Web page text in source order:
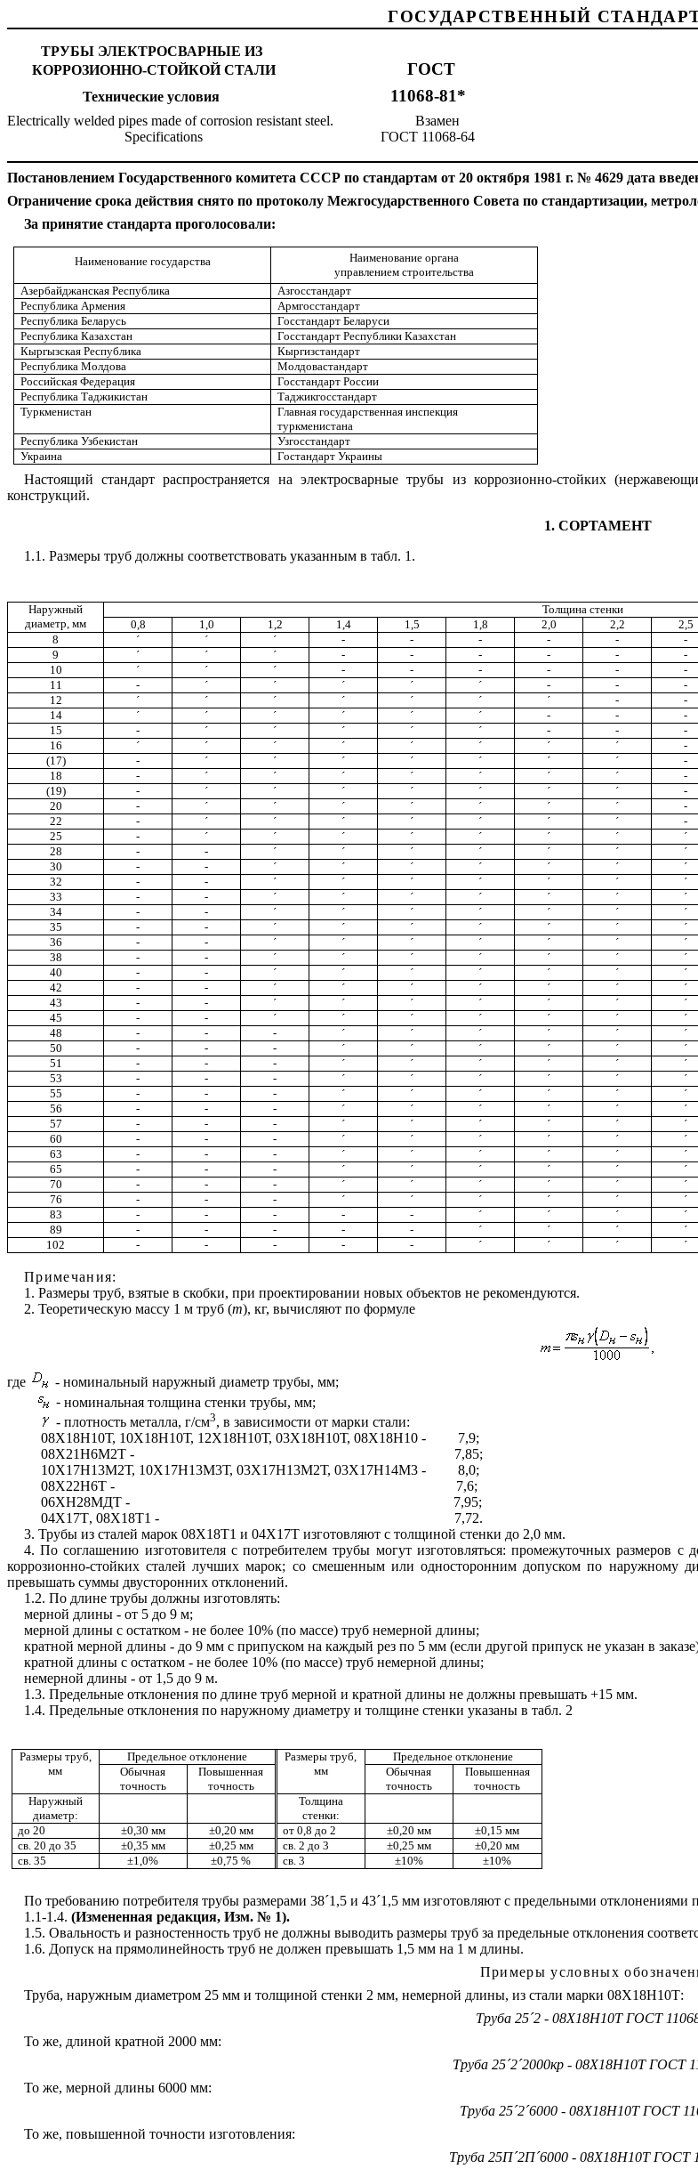
ГОСУДАРСТВЕННЫЙ
ТРУБЫ ЭЛЕКТРОСВАРНЫЕ ИЗ
КОРРОЗИОННО-СТОЙКОЙ СТАЛИ ГОСТ
Технические условия 11068-81*
Electrically welded pipes made of corrosion resistant steel. Взамен
Specifications ГОСТ 11068-64
Постановлением Государственного комитета СССР по стандартам от 20 октября 1981 г. № 4629 дата
Ограничение срока действия снято по протоколу Межгосударственного Совета по стандартизации,
За принятие стандарта проголосовали:
Наименование государства
Наименование органа
управлением строительства
Азербайджанская Республика
Азгосстандарт
Республика Армения
Армгосстандарт
Республика Беларусь
Госстандарт Беларуси
Республика Казахстан
Госстандарт Республики Казахстан
Кыргызская Республика
Кыргизстандарт
Республика Молдова
Молдовастандарт
Российская Федерация
Госстандарт России
Республика Таджикистан
Таджикгосстандарт
Туркменистан
Главная государственная инспекция
туркменистана
Республика Узбекистан
Узгосстандарт
Украина
Гостандарт Украины
Настоящий стандарт распространяется на электросварные трубы из коррозионно-стойких
конструкций.
1.СОРТАМЕНТ
1.1. Размеры труб должны соответствовать указанным в табл. 1.
Наружный
Толщина стенки
диаметр мм 0,8 1,0 1,2 1,4 1,5 1,8 2,0 2,2 2,5
8
´ ´ ´ - - - - - -
9
´ ´ ´ - - - - - -
10
´ ´ ´ - - - - - -
11
- ´ ´ ´ ´ ´ - - -
12
´ ´ ´ ´ ´ ´ ´ - -
14
´ ´ ´ ´ ´ ´ - - -
15
- ´ ´ ´ ´ ´ - - -
16
´ ´ ´ ´ ´ ´ ´ ´ -
(17)
- ´ ´ ´ ´ ´ ´ ´ -
18
- ´ ´ ´ ´ ´ ´ ´ -
(19)
- ´ ´ ´ ´ ´ ´ ´ -
20
- ´ ´ ´ ´ ´ ´ ´ -
22
- ´ ´ ´ ´ ´ ´ ´ -
25
- ´ ´ ´ ´ ´ ´ ´ ´
28
- - ´ ´ ´ ´ ´ ´ ´
30
- - ´ ´ ´ ´ ´ ´ ´
32
- - ´ ´ ´ ´ ´ ´ ´
33
- - ´ ´ ´ ´ ´ ´ ´
34
- - ´ ´ ´ ´ ´ ´ ´
35
- - ´ ´ ´ ´ ´ ´ ´
36
- - ´ ´ ´ ´ ´ ´ ´
38
- - ´ ´ ´ ´ ´ ´ ´
40
- - ´ ´ ´ ´ ´ ´ ´
42
- - ´ ´ ´ ´ ´ ´ ´
43
- - ´ ´ ´ ´ ´ ´ ´
45
- - ´ ´ ´ ´ ´ ´ ´
48
- - - ´ ´ ´ ´ ´ ´
50
- - - ´ ´ ´ ´ ´ ´
51
- - - ´ ´ ´ ´ ´ ´
53
- - - ´ ´ ´ ´ ´ ´
55
- - - ´ ´ ´ ´ ´ ´
56
- - - ´ ´ ´ ´ ´ ´
57
- - - ´ ´ ´ ´ ´ ´
60
- - - ´ ´ ´ ´ ´ ´
63
- - - ´ ´ ´ ´ ´ ´
65
- - - ´ ´ ´ ´ ´ ´
70
- - - ´ ´ ´ ´ ´ ´
76
- - - ´ ´ ´ ´ ´ ´
83
- - - - - ´ ´ ´ ´
89
- - - - - ´ ´ ´ ´
102
- - - - - ´ ´ ´ ´
Примечания:
1. Размеры труб, взятые в скобки, при проектировании новых объектов не рекомендуются.
2. Теоретическую массу 1 мтруб (т), кг, вычисляют по формуле
где - номинальный наружный диаметр трубы, мм;
- номинальная толщина стенки трубы, мм;
- плотность металла, г/см3, в зависимости от марки стали:
08Х18Н10Т, 10Х18Н10Т, 12Х18Н10Т, 03Х18Н10Т, 08Х18Н10 - 7,9;
08Х21Н6М2Т - 7,85;
10Х17Н13М2Т, 10Х17Н13М3Т, 03Х17Н13М2Т, 03Х17Н14М3 - 8,0;
08X22H6T-7,6;
06ХН28МДТ - 7,95;
04X17T, 08X18T1 - 7,72.
3. Трубы из сталей марок 08Х18Т1 и 04Х17Т изготовляют с толщиной стенки до 2,0 мм.
4. По соглашению изготовителя с потребителем трубы могут изготовляться: промежуточных размеров
коррозионно-стойких сталей лучших марок; со смешенным или односторонним допуском по наружному
превышать суммы двусторонних отклонений.
1.2. По длине трубы должны изготовлять:
мерной длины - от 5 до 9 м;
мерной длины с остатком - не более 10% (по массе) труб немерной длины;
кратной мерной длины - до 9 мм с припуском на каждый резпо 5 мм (если другой припуск не указан в
кратной длины с остатком - не более 10% (по массе) труб немерной длины;
немерной длины - от 1,5 до 9 м.
1.3. Предельные отклонения по длине труб мерной и кратной длины не должны превышать +15 мм.
1.4. Предельные отклонения по наружному диаметру и толщине стенки указаны в табл. 2
Размеры труб, Предельное отклонение Размеры труб,
Предельное отклонение
мм
Обычная
точность
Повышенная
точность
мм
Обычная
точность
Повышенная
точность
Наружный
диаметр:
Толщина
стенки:
до 20
±0,30 мм ±0,20 мм от 0,8 до 2 ±0,20 мм ±0,15 мм
св. 20 до 35 ±0,35 мм ±0,25 мм св. 2 до 3 ±0,25 мм ±0,20 мм
св.35 ±1,0% ±0,75 % св.3 ±10% ±10%
По требованию потребителя трубы размерами 38´1,5и 43´1,5мм изготовляют с предельными отклонениями
1.1-1.4. (Измененная редакция, Изм.№ 1).
1.5. Овальность и разностенностьтруб не должны выводить размеры труб за предельные отклонения
1.6. Допуск на прямолинейность труб не должен превышать 1,5 мм на 1 мдлины.
Примеры условных обо
Труба, наружным диаметром 25 мм и толщиной стенки 2 мм, немерной длины, из стали марки 08Х18Н10Т:
Труба 25´2 - 08Х18Н10Т ГОСТ
То же, длиной кратной 2000 мм:
Труба 25´2´2000кр - 08Х18Н10Т ГОСТ
То же, мерной длины 6000 мм:
Труба 25´2´6000- 08Х18Н10Т ГОСТ
То же, повышенной точности изготовления:
Труба 25П´2П´6000- 08Х18Н10Т ГОСТ